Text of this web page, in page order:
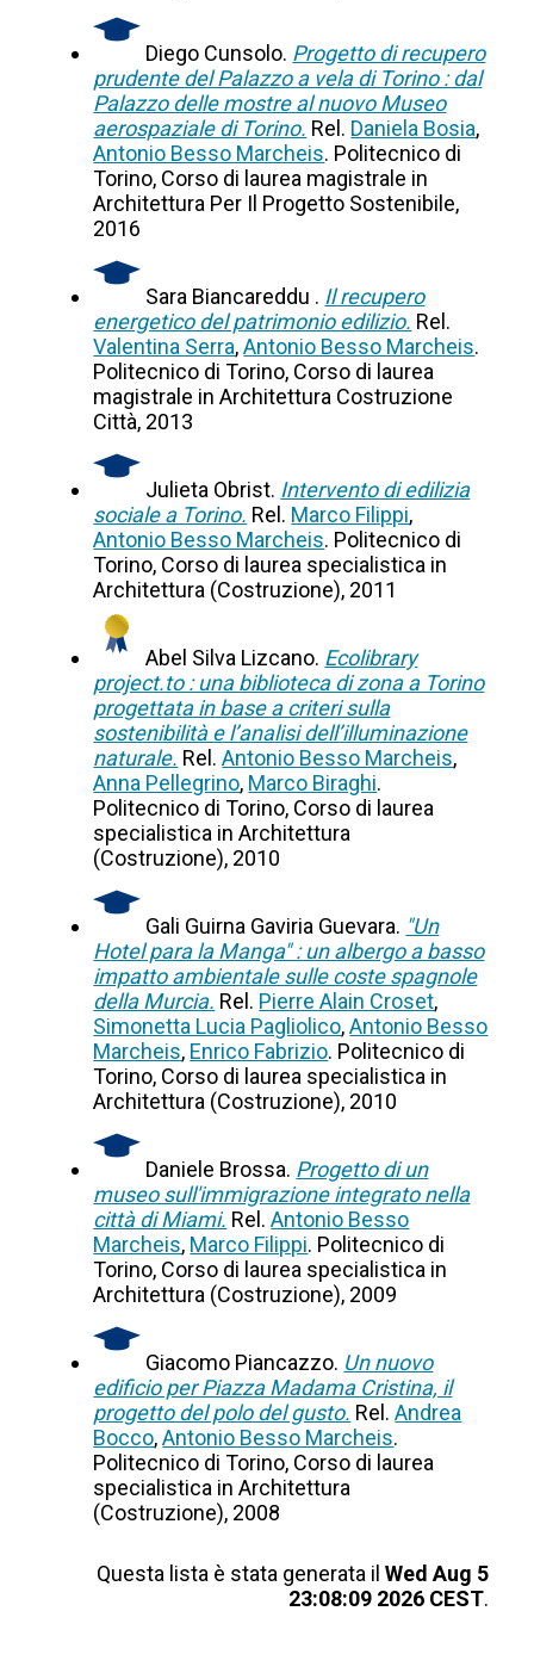
Diego Cunsolo. Progetto di recupero
prudente del Palazzo a vela di Torino : dal
Palazzo delle mostre al nuovo Museo
aerospaziale di Torino. Rel. Daniela Bosia,
Antonio Besso Marcheis. Politecnico di
Torino, Corso di laurea magistrale in
Architettura Per Il Progetto Sostenibile,
2016
Sara Biancareddu . Il recupero
energetico del patrimonio edilizio. Rel.
Valentina Serra,Antonio Besso Marcheis.
Politecnico di Torino, Corso di laurea
magistrale in Architettura Costruzione
Città, 2013
Julieta Obrist. Intervento di edilizia
sociale a Torino. Rel. Marco Filippi,
Antonio Besso Marcheis. Politecnico di
Torino, Corso di laurea specialistica in
Architettura (Costruzione), 2011
Abel Silva Lizcano. Ecolibrary
project.to : una biblioteca di zona a Torino
progettata in base a criteri sulla
sostenibilità e l’analisi dell’illuminazione
naturale. Rel.Antonio Besso Marcheis,
Anna Pellegrino, Marco Biraghi.
Politecnico di Torino, Corso di laurea
specialistica in Architettura
(Costruzione), 2010
Gali Guirna Gaviria Guevara. "Un
Hotel para la Manga" : un albergo a basso
impatto ambientale sulle coste spagnole
della Murcia. Rel. Pierre Alain Croset,
Simonetta Lucia Pagliolico,Antonio Besso
Marcheis, Enrico Fabrizio. Politecnico di
Torino, Corso di laurea specialistica in
Architettura (Costruzione), 2010
Daniele Brossa. Progetto di un
museo sull'immigrazione integrato nella
città di Miami. Rel.Antonio Besso
Marcheis, Marco Filippi. Politecnico di
Torino, Corso di laurea specialistica in
Architettura (Costruzione), 2009
Giacomo Piancazzo. Un nuovo
edificio per Piazza Madama Cristina, il
progetto del polo del gusto. Rel.Andrea
Bocco,Antonio Besso Marcheis.
Politecnico di Torino, Corso di laurea
specialistica in Architettura
(Costruzione), 2008
Questa lista è stata generata il Wed Aug 5
23:08:09 2026 CEST.